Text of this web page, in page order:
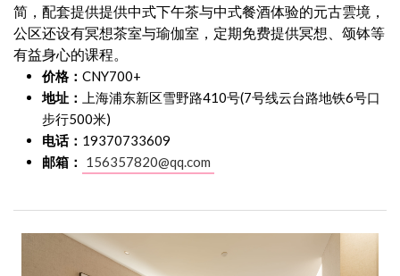
简，配套提供提供中式下午茶与中式餐酒体验的元古雲境，
公区还设有冥想茶室与瑜伽室，定期免费提供冥想、颂钵等
有益身心的课程。
价格： CNY700+
地址：
上海浦东新区雪野路410号(7号线云台路地铁6号口
步行500米)
电话： 19370733609
邮箱：
156357820@qq.com